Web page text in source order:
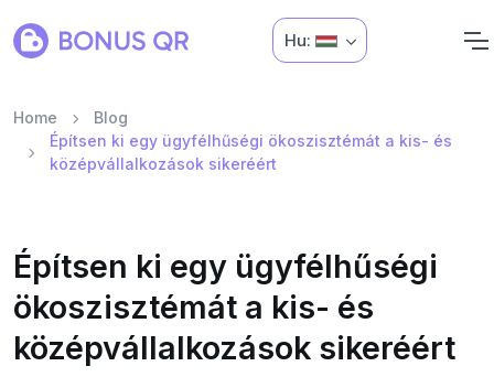
Hu:
Home
Blog
Építsen ki egy ügyfélhűségi ökoszisztémát a kis- és
középvállalkozások sikeréért
Építsen ki egy ügyfélhűségi
ökoszisztémát a kis- és
középvállalkozások sikeréért